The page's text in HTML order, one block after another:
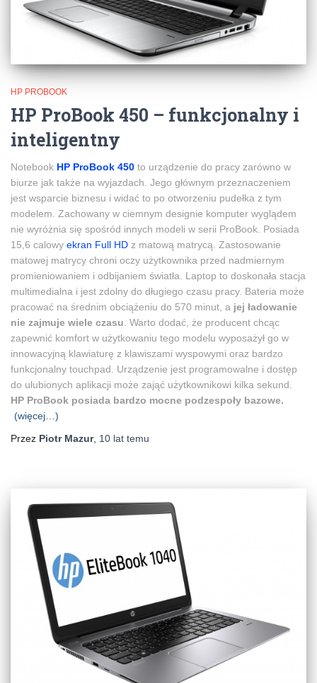
HP PROBOOK
HP ProBook 450 – funkcjonalny i
inteligentny
Notebook HP ProBook 450 to urządzenie do pracy zarówno w
biurze jak także na wyjazdach. Jego głównym przeznaczeniem
jest wsparcie biznesu i widać to po otworzeniu pudełka z tym
modelem. Zachowany w ciemnym designie komputer wyglądem
nie wyróżnia się spośród innych modeli w serii ProBook. Posiada
15,6 calowy ekran Full HD z matową matrycą. Zastosowanie
matowej matrycy chroni oczy użytkownika przed nadmiernym
promieniowaniem i odbijaniem światła. Laptop to doskonała stacja
multimedialna i jest zdolny do długiego czasu pracy. Bateria może
pracować na średnim obciążeniu do 570 minut, a jej ładowanie
nie zajmuje wiele czasu . Warto dodać, że producent chcąc
zapewnić komfort w użytkowaniu tego modelu wyposażył go w
innowacyjną klawiaturę z klawiszami wyspowymi oraz bardzo
funkcjonalny touchpad. Urządzenie jest programowalne i dostęp
do ulubionych aplikacji może zająć użytkownikowi kilka sekund.
HP ProBook posiada bardzo mocne podzespoły bazowe.
(więcej…)
Przez Piotr Mazur, 10 lat temu